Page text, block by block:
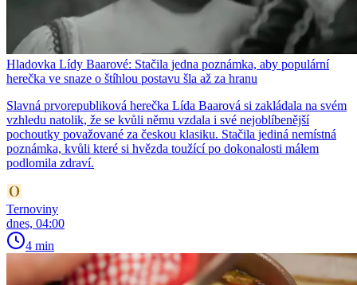
Hladovka Lídy Baarové: Stačila jedna poznámka, aby populární
herečka ve snaze o štíhlou postavu šla až za hranu
Slavná prvorepubliková herečka Lída Baarová si zakládala na svém
vzhledu natolik, že se kvůli němu vzdala i své nejoblíbenější
pochoutky považované za českou klasiku. Stačila jediná nemístná
poznámka, kvůli které si hvězda toužící po dokonalosti málem
podlomila zdraví.
Ternoviny
dnes, 04:00
4 min